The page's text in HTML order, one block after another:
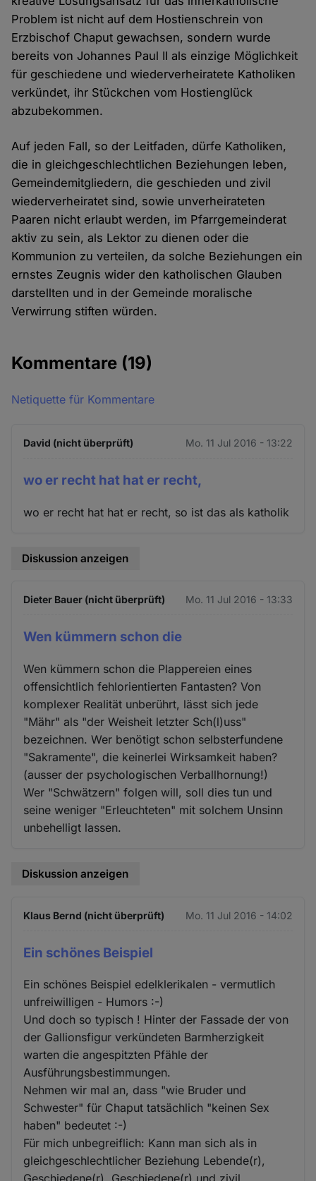
Problem ist nicht auf dem Hostienschrein von
Erzbischof Chaput gewachsen, sondern wurde
bereits von Johannes Paul II als einzige Möglichkeit
für geschiedene und wiederverheiratete Katholiken
verkündet, ihr Stückchen vom Hostienglück
abzubekommen.
Auf jeden Fall, so der Leitfaden, dürfe Katholiken,
die in gleichgeschlechtlichen Beziehungen leben,
Gemeindemitgliedern, die geschieden und zivil
wiederverheiratet sind, sowie unverheirateten
Paaren nicht erlaubt werden, im Pfarrgemeinderat
aktiv zu sein, als Lektor zu dienen oder die
Kommunion zu verteilen, da solche Beziehungen ein
ernstes Zeugnis wider den katholischen Glauben
darstellten und in der Gemeinde moralische
Verwirrung stiften würden.
Kommentare (19)
Netiquette für Kommentare
David (nicht überprüft) Mo. 11 Jul 2016 - 13:22
wo er recht hat hat er recht,
wo er recht hat hat er recht, so ist das als katholik
Diskussion anzeigen
Dieter Bauer (nicht überprüft) Mo. 11 Jul 2016 - 13:33
Wen kümmern schon die
Wen kümmern schon die Plappereien eines
offensichtlich fehlorientierten Fantasten? Von
komplexer Realität unberührt, lässt sich jede
"Mähr" als "der Weisheit letzter Sch(l)uss"
bezeichnen. Wer benötigt schon selbsterfundene
"Sakramente", die keinerlei Wirksamkeit haben?
(ausser der psychologischen Verballhornung!)
Wer "Schwätzern" folgen will, soll dies tun und
seine weniger "Erleuchteten" mit solchem Unsinn
unbehelligt lassen.
Diskussion anzeigen
Klaus Bernd (nicht überprüft) Mo. 11 Jul 2016 - 14:02
Ein schönes Beispiel
Ein schönes Beispiel edelklerikalen - vermutlich
unfreiwilligen - Humors :-)
Und doch so typisch ! Hinter der Fassade der von
der Gallionsfigur verkündeten Barmherzigkeit
warten die angespitzten Pfähle der
Ausführungsbestimmungen.
Nehmen wir mal an, dass "wie Bruder und
Schwester" für Chaput tatsächlich "keinen Sex
haben" bedeutet :-)
Für mich unbegreiflich: Kann man sich als in
gleichgeschlechtlicher Beziehung Lebende(r),